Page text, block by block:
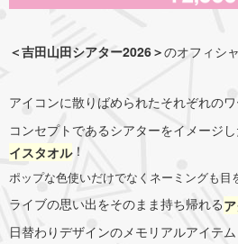
＜吉田山田シアター2026＞のオフィシ
アイコンに散りばめられたそれぞれの
コンセプトであるシアターをイメージ
イスタオル！
ポップな色使いだけでなくネーミングも目
ライブの思い出をそのまま持ち帰れる
日替わりデザインのメモリアルアイテム